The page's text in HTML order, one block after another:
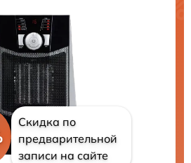
Скидка по
предварительной
записи на сайте